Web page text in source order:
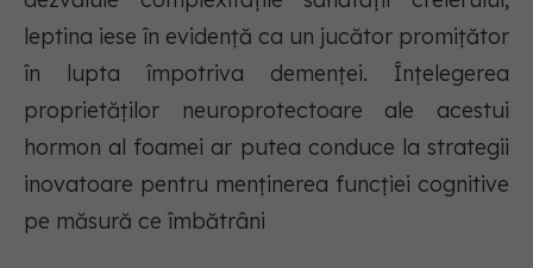
leptina iese în evidență ca un jucător promițător
în lupta împotriva demenței. Înțelegerea
proprietăților neuroprotectoare ale acestui
hormon al foamei ar putea conduce la strategii
inovatoare pentru menținerea funcției cognitive
pe măsură ce îmbătrâni